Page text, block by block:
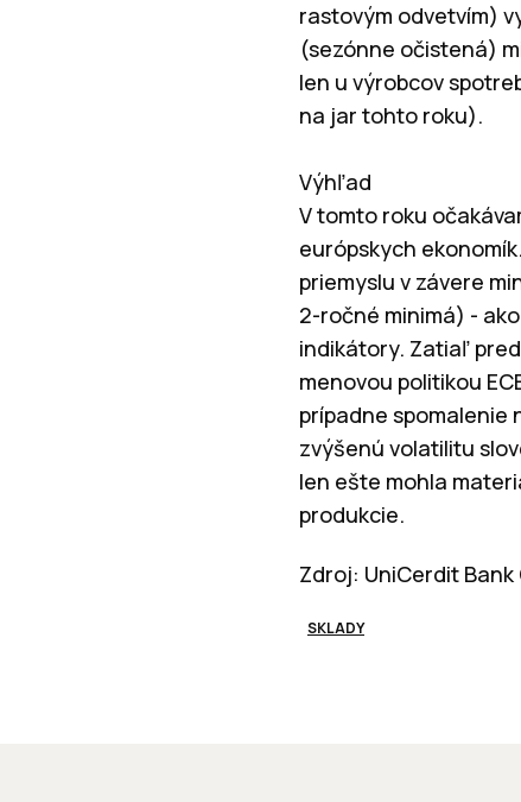
rastovým odvetvím)
(sezónne očistená)
len u výrobcov
na jar tohto roku).
Výhľad
V tomto roku
európskych
priemyslu v závere
2-ročné minimá) -
indikátory. Zatiaľ
menovou politikou
prípadne spomalenie
zvýšenú volatilitu
len ešte mohla
produkcie.
Zdroj: UniCerdit Bank
SKLADY